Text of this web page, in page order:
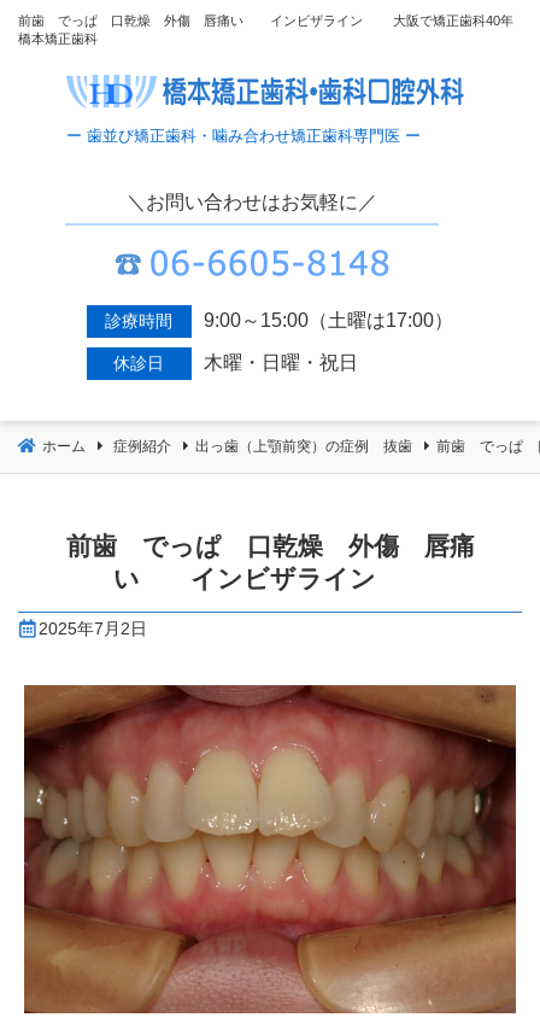
前歯 でっぱ 口乾燥 外傷 唇痛い インビザライン 大阪で矯正歯科40年
橋本矯正歯科
＼お問い合わせはお気軽に／
診療時間 9:00～15:00（土曜は17:00）
休診日 木曜・日曜・祝日
ホーム 症例紹介 出っ歯（上顎前突）の症例 抜歯 前歯 でっ
前歯 でっぱ 口乾燥 外傷 唇痛
い インビザライン
2025年7月2日